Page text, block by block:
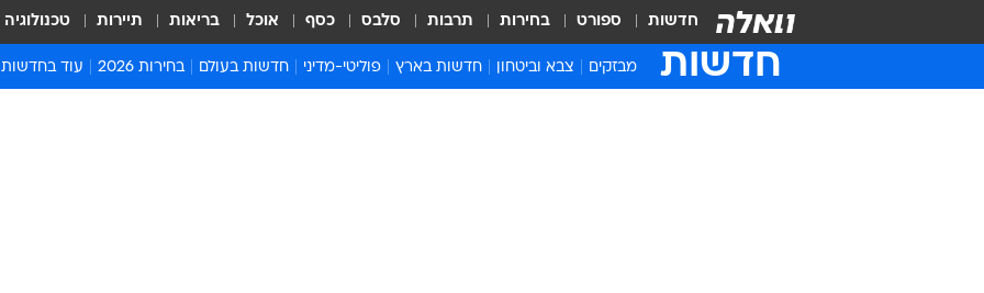
חדשות ספורט בחירות תרבות סלבס כסף אוכל בריאות תיירות טכנולוגיה
חדשות מבזקים צבא וביטחון חדשות בארץ פוליטי-מדיני חדשות בעולם בחירות 2026 עוד בחדשות